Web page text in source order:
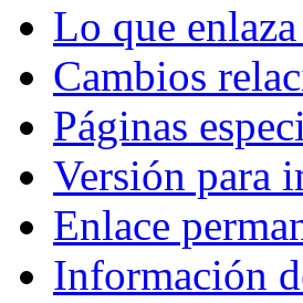
Lo que
Cambios
Páginas
Versión para
Enlace
Información